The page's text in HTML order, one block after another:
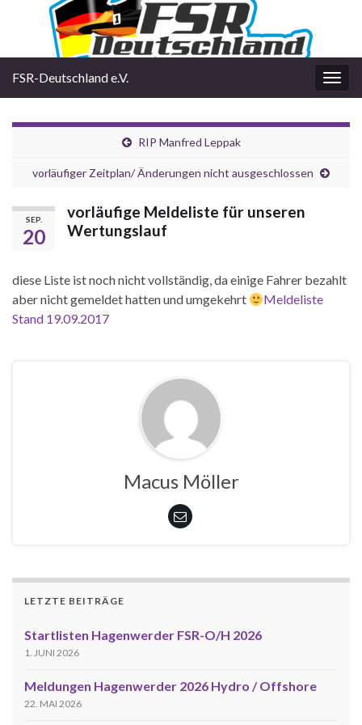
FSR-Deutschland e.V.
RIP Manfred Leppak
vorläufiger Zeitplan/ Änderungen nicht ausgeschlossen
SEP.
20
vorläufige Meldeliste für unseren
Wertungslauf
diese Liste ist noch nicht vollständig, da einige Fahrer bezahlt
aber nicht gemeldet hatten und umgekehrt
Meldeliste
Stand 19.09.2017
Macus Möller
LETZTE BEITRÄGE
Startlisten Hagenwerder FSR-O/H 2026
1. JUNI 2026
Meldungen Hagenwerder 2026 Hydro / Offshore
22. MAI 2026